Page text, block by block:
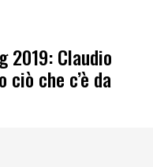
2019: Claudio
che c’è da